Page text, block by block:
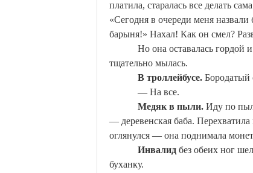
платила, старалась все делать
«Сегодня в очереди меня
барыня!» Нахал! Как он смел?
Но она оставалась гордой
тщательно мылась.
В троллейбусе. Бородатый
—На все.
Медяк в пыли.Иду по
— деревенская баба.
оглянулся — она поднимала
Инвалидбез обеих ног
буханку.